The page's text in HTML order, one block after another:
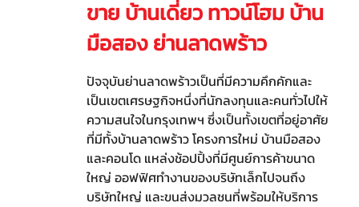
ขาย บ้านเดี่ยว ทาวน์โฮม บ้าน
มือสอง ย่านลาดพร้าว
ปัจจุบันย่านลาดพร้าวเป็นที่มีความคึกคักและ
เป็นเขตเศรษฐกิจหนึ่งที่นักลงทุนและคนทั่วไปให้
ความสนใจในกรุงเทพฯ ซึ่งเป็นทั้งเขตที่อยู่อาศัย
ที่มีทั้งบ้านลาดพร้าว โครงการใหม่ บ้านมือสอง
และคอนโด แหล่งช้อปปิ้งที่มีศูนย์การค้าขนาด
ใหญ่ ออฟฟิศทำงานของบริษัทเล็กไปจนถึง
บริษัทใหญ่ และขนส่งมวลชนที่พร้อมให้บริการ